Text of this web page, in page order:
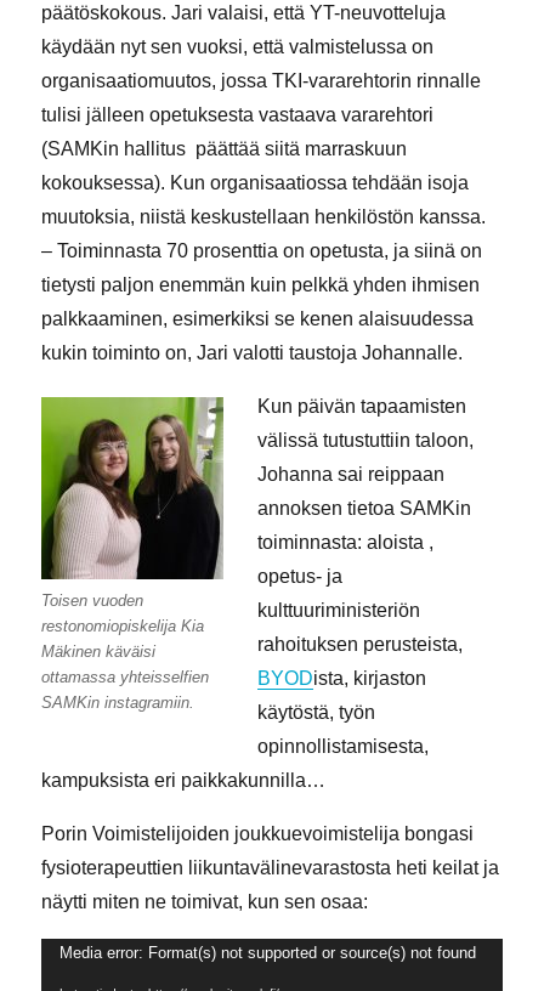
päätöskokous. Jari valaisi, että YT-neuvotteluja
käydään nyt sen vuoksi, että valmistelussa on
organisaatiomuutos, jossa TKI-vararehtorin rinnalle
tulisi jälleen opetuksesta vastaava vararehtori
(SAMKin hallitus päättää siitä marraskuun
kokouksessa). Kun organisaatiossa tehdään isoja
muutoksia, niistä keskustellaan henkilöstön kanssa.
– Toiminnasta 70 prosenttia on opetusta, ja siinä on
tietysti paljon enemmän kuin pelkkä yhden ihmisen
palkkaaminen, esimerkiksi se kenen alaisuudessa
kukin toiminto on, Jari valotti taustoja Johannalle.
Toisen vuoden
restonomiopiskelija Kia
Mäkinen käväisi
ottamassa yhteisselfien
SAMKin instagramiin.
Kun päivän tapaamisten
välissä tutustuttiin taloon,
Johanna sai reippaan
annoksen tietoa SAMKin
toiminnasta: aloista ,
opetus- ja
kulttuuriministeriön
rahoituksen perusteista,
BYODista, kirjaston
käytöstä, työn
opinnollistamisesta,
kampuksista eri paikkakunnilla…
Porin Voimistelijoiden joukkuevoimistelija bongasi
fysioterapeuttien liikuntavälinevarastosta heti keilat ja
näytti miten ne toimivat, kun sen osaa:
Videotoistin
Media error: Format(s) not supported or source(s) not found